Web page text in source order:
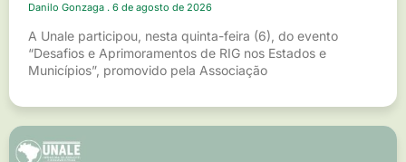
Danilo Gonzaga 6 de agosto de 2026
A Unale participou, nesta quinta-feira (6), do evento
“Desafios e Aprimoramentos de RIG nos Estados e
Municípios”, promovido pela Associação